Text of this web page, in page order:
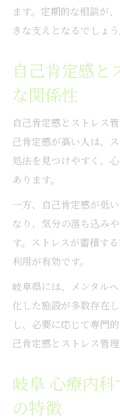
ます。定期的な相談が
きな支えとなるでしょう
自己肯定感と
な関係性
自己肯定感とストレス
己肯定感が高い人は、
処法を見つけやすく、
あります。
一方、自己肯定感が低
なり、気分の落ち込み
す。ストレスが蓄積す
利用が有効です。
岐阜県には、メンタル
化した施設が多数存在
し、必要に応じて専門
己肯定感とストレス管
岐阜 心療内
の特徴